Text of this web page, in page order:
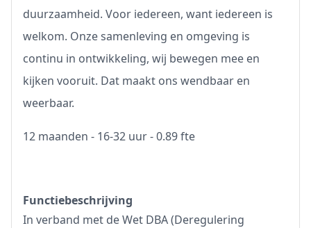
duurzaamheid. Voor iedereen, want iedereen is
welkom. Onze samenleving en omgeving is
continu in ontwikkeling, wij bewegen mee en
kijken vooruit. Dat maakt ons wendbaar en
weerbaar.
12 maanden - 16-32 uur - 0.89 fte
Functiebeschrijving
In verband met de Wet DBA (Deregulering